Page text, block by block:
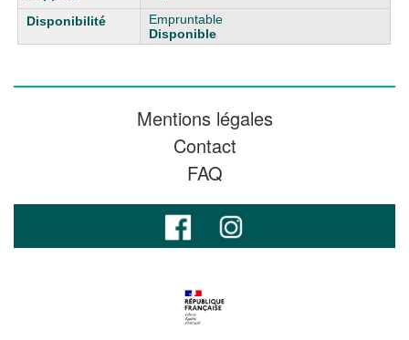
Empruntable
Disponible
Mentions légales
Contact
FAQ